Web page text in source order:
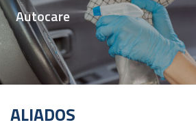
Autocare
ALIADOS